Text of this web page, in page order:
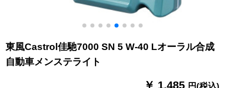
東風Castrol佳馳7000 SN 5 W-40 Lオーラル合成
自動車メンステライト
￥ 1,485 円(税込)